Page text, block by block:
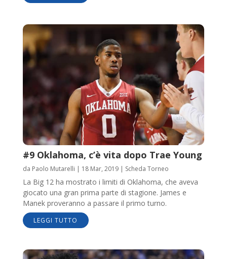
#9 Oklahoma, c’è vita dopo Trae Young
da Paolo Mutarelli | 18 Mar, 2019| Scheda Torneo
La Big 12 ha mostrato i limiti di Oklahoma, che aveva
giocato una gran prima parte di stagione. James e
Manek proveranno a passare il primo turno.
LEGGI TUTTO